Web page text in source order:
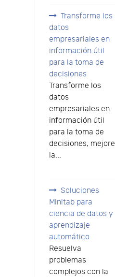
Transforme los
datos
empresariales en
información útil
para la toma de
decisiones
Transforme los
datos
empresariales en
información útil
para la toma de
decisiones, mejore
la...
Soluciones
Minitab para
ciencia de datos y
aprendizaje
automático
Resuelva
problemas
complejos con la